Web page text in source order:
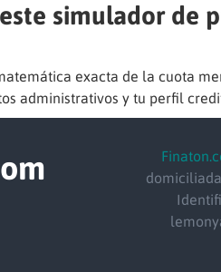
simulador de
exacta de la cuota
administrativos y tu perfil